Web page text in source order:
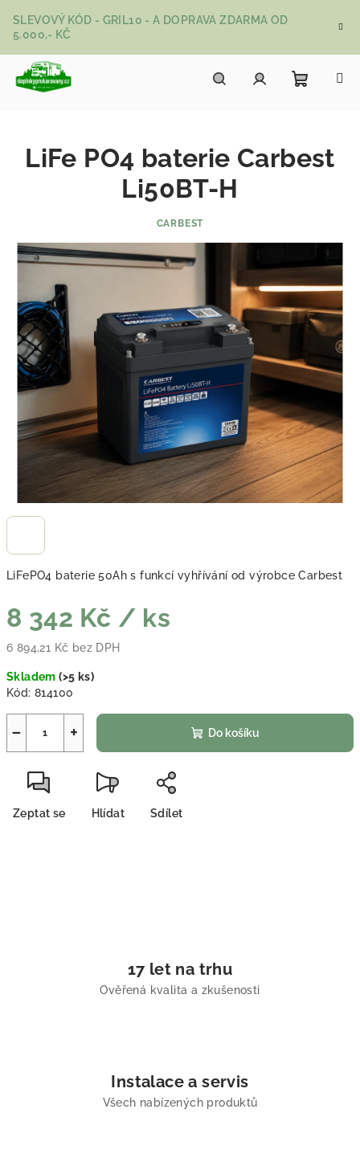
SLEVOVÝ KÓD - GRIL10 - A DOPRAVA ZDARMA OD
5.000,- KČ
LiFePO4 baterie 50Ah s funkcí vyhřívání od výrobce Carbest
8 342 Kč / ks
6 894,21 Kč bez DPH
Skladem(>5 ks)
Kód: 814100
+
− Do košíku
Zeptat se Hlídat Sdílet
LiFe PO4 baterie Carbest
Li50BT-H
CARBEST
17 let na trhu
Ověřená kvalita a zkušenosti
Instalace a servis
Všech nabízených produktů